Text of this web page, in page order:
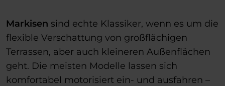
Markisen sind echte Klassiker, wenn es um die
flexible Verschattung von großflächigen
Terrassen, aber auch kleineren Außenflächen
geht. Die meisten Modelle lassen sich
komfortabel motorisiert ein- und ausfahren –